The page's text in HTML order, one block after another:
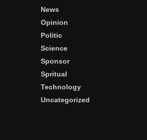
News
Opinion
Politic
Science
Sponsor
Spritual
Technology
Uncategorized